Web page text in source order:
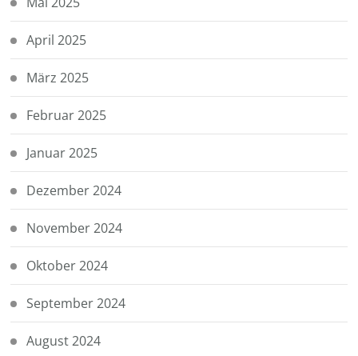
April 2025
März 2025
Februar 2025
Januar 2025
Dezember 2024
November 2024
Oktober 2024
September 2024
August 2024